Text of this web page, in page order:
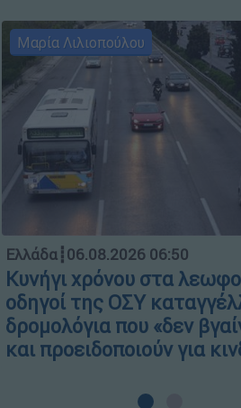
Μαρία Λιλιοπούλου
Ελλάδα┋06.08.2026 06:50
Κυνήγι χρόνου στα
οδηγοί της ΟΣΥ
δρομολόγια που «δεν
και προειδοποιούν για